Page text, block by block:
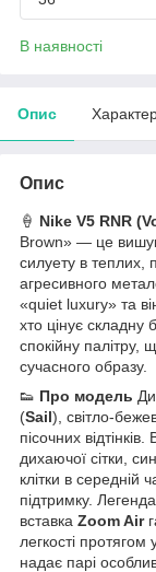
В наявності
Опис
Опис
🍦 Nike V5 RNR
Brown» — це
силуету в теплих,
агресивного
«quiet luxury» та
хто цінує складну
спокійну палітру,
сучасного образу.
👟 Про модель
(Sail), світло-
пісочних
дихаючої сітки,
клітки в середній
підтримку.
вставка Zoom Air
легкості
надає парі